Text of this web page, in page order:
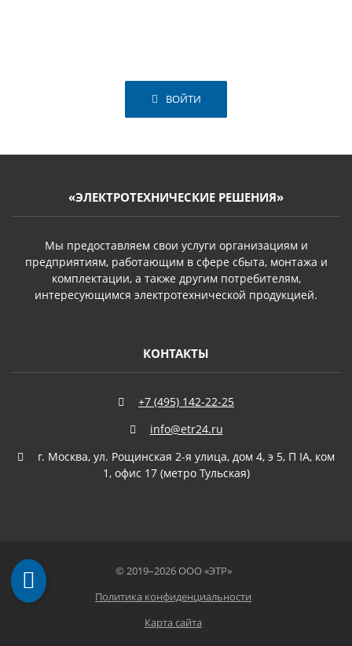
ВОЙТИ
«ЭЛЕКТРОТЕХНИЧЕСКИЕ РЕШЕНИЯ»
Мы предоставляем свои услуги организациям и
предприятиям, работающим в сфере сбыта, монтажа и
комплектации, а также другим потребителям,
интересующимся электротехнической продукцией.
КОНТАКТЫ
+7 (495) 142-22-25
info@etr24.ru
г. Москва, ул. Рощинская 2-я улица, дом 4, э 5, П IА, ком
1, офис 17 (метро Тульская)
© 2019–2026 ООО «ЭТР»
Политика конфиденциальности
Карта сайта